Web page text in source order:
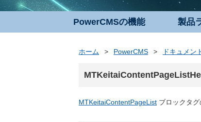
PowerCMSの機能 製品
ホーム > PowerCMS > ドキュメン
MTKeitaiContentPageList ブロックタグ